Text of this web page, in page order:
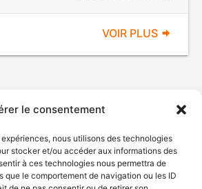
le consentement
nous utilisons des technologies
stocker et/ou accéder aux informations des
à ces technologies nous permettra de
que le comportement de navigation ou les ID
VOIR PLUS